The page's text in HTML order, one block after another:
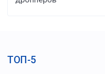
ТОП-5